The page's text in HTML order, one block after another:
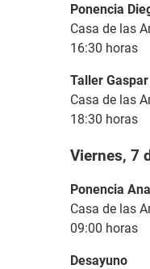
Ponencia
Casa de las
16:30 horas
Taller
Casa de las
18:30 horas
Viernes, 7
Ponencia
Casa de las
09:00 horas
Desayuno